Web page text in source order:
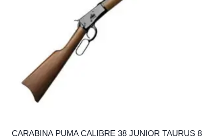
CARABINA PUMA CALIBRE 38 JUNIOR TAURUS 8